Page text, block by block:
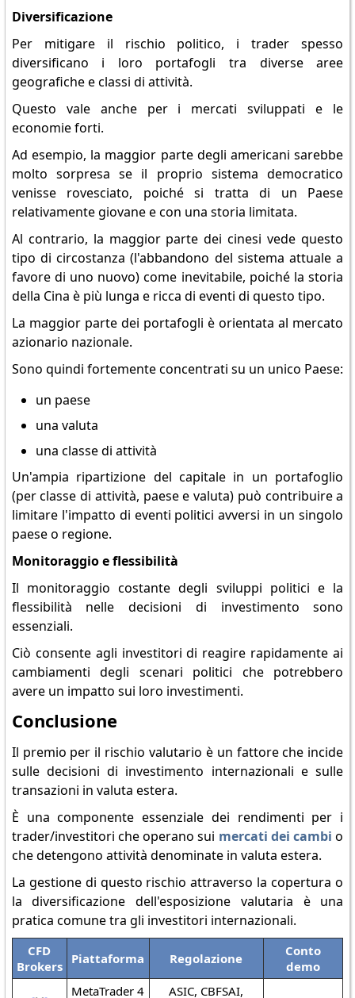
Diversificazione
Per mitigare il rischio politico, i trader spesso
diversificano i loro portafogli tra diverse aree
geografiche e classi di attività.
Questo vale anche per i mercati sviluppati e le
economie forti.
Ad esempio, la maggior parte degli americani sarebbe
molto sorpresa se il proprio sistema democratico
venisse rovesciato, poiché si tratta di un Paese
relativamente giovane e con una storia limitata.
Al contrario, la maggior parte dei cinesi vede questo
tipo di circostanza (l'abbandono del sistema attuale a
favore di uno nuovo) come inevitabile, poiché la storia
della Cina è più lunga e ricca di eventi di questo tipo.
La maggior parte dei portafogli è orientata al mercato
azionario nazionale.
Sono quindi fortemente concentrati su un unico Paese:
un paese
una valuta
una classe di attività
Un'ampia ripartizione del capitale in un portafoglio
(per classe di attività, paese e valuta) può contribuire a
limitare l'impatto di eventi politici avversi in un singolo
paese o regione.
Monitoraggio e flessibilità
Il monitoraggio costante degli sviluppi politici e la
flessibilità nelle decisioni di investimento sono
essenziali.
Ciò consente agli investitori di reagire rapidamente ai
cambiamenti degli scenari politici che potrebbero
avere un impatto sui loro investimenti.
Conclusione
Il premio per il rischio valutario è un fattore che incide
sulle decisioni di investimento internazionali e sulle
transazioni in valuta estera.
È una componente essenziale dei rendimenti per i
trader/investitori che operano sui mercati dei cambi o
che detengono attività denominate in valuta estera.
La gestione di questo rischio attraverso la copertura o
la diversificazione dell'esposizione valutaria è una
pratica comune tra gli investitori internazionali.
CFD
Brokers
Piattaforma Regolazione
Conto
demo
MetaTrader 4
ASIC, CBFSAI,